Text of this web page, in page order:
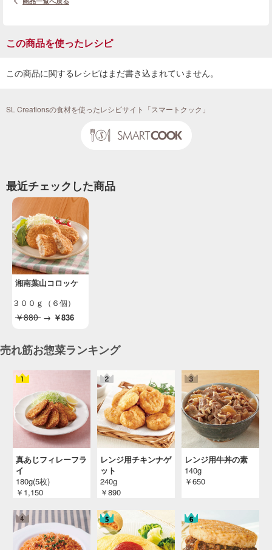
この商品を使ったレシピ
この商品に関するレシピはまだ書き込まれていません。
SL Creationsの食材を使ったレシピサイト「スマートクック」
最近チェックした商品
湘南葉山コロッケ
３００ｇ（６個）
￥880 → ￥836
売れ筋お惣菜ランキング
真あじフィレーフラ
イ
180g(5枚)
￥1,150
レンジ用チキンナゲ
ット
240g
￥890
レンジ用牛丼の素
140g
￥650